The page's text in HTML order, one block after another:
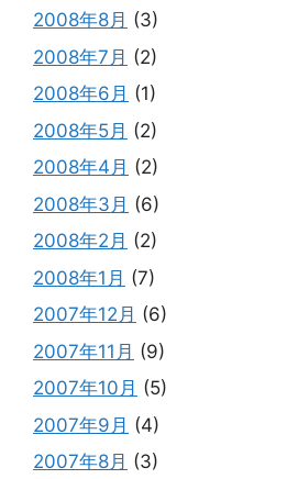
2008年8月 (3)
2008年7月 (2)
2008年6月 (1)
2008年5月 (2)
2008年4月 (2)
2008年3月 (6)
2008年2月 (2)
2008年1月 (7)
2007年12月 (6)
2007年11月 (9)
2007年10月 (5)
2007年9月 (4)
2007年8月 (3)